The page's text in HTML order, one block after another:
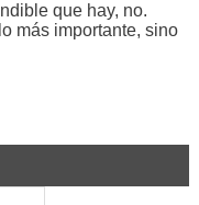
que hay, no.
más importante, sino